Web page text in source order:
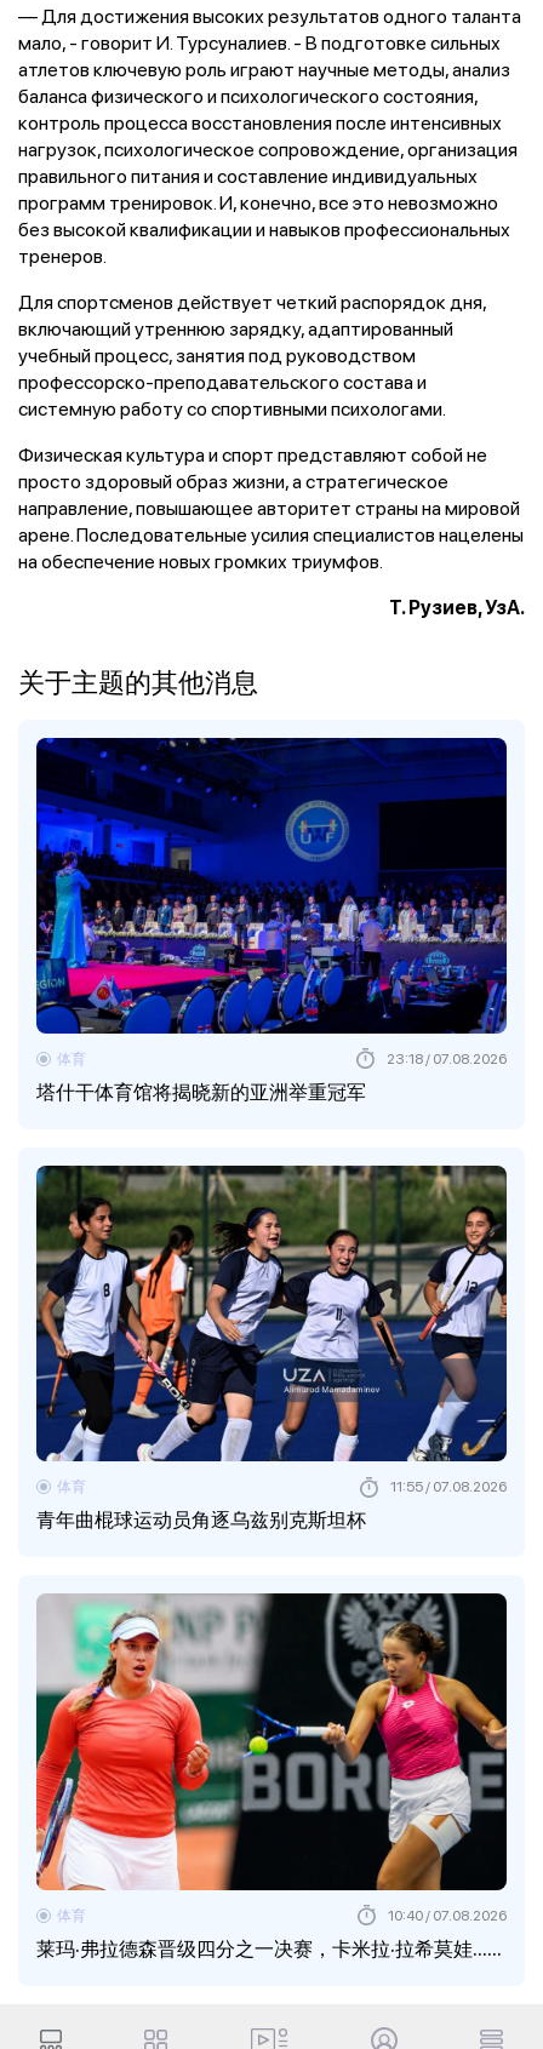
— Для достижения высоких результатов одного таланта
мало, - говорит И. Турсуналиев. - В подготовке сильных
атлетов ключевую роль играют научные методы, анализ
баланса физического и психологического состояния,
контроль процесса восстановления после интенсивных
нагрузок, психологическое сопровождение, организация
правильного питания и составление индивидуальных
программ тренировок. И, конечно, все это невозможно
без высокой квалификации и навыков профессиональных
тренеров.
Для спортсменов действует четкий распорядок дня,
включающий утреннюю зарядку, адаптированный
учебный процесс, занятия под руководством
профессорско-преподавательского состава и
системную работу со спортивными психологами.
Физическая культура и спорт представляют собой не
просто здоровый образ жизни, а стратегическое
направление, повышающее авторитет страны на мировой
арене. Последовательные усилия специалистов нацелены
на обеспечение новых громких триумфов.
Т. Рузиев, УзА.
关于主题的其他消息
塔什干体育馆将揭晓新的亚洲举重冠军
体育 23:18 / 07.08.2026
青年曲棍球运动员角逐乌兹别克斯坦杯
体育 11:55 / 07.08.2026
莱玛·弗拉德森晋级四分之一决赛，卡米拉·拉希莫娃……
体育 10:40 / 07.08.2026